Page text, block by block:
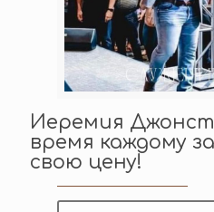
Иеремия
время каждому
свою цену!